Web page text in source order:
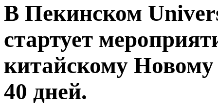
В Пекинском
стартует
китайскому Новому
40 дней.